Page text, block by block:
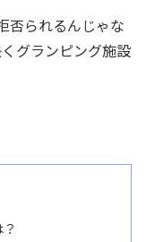
否られるんじゃな
グランピング施設